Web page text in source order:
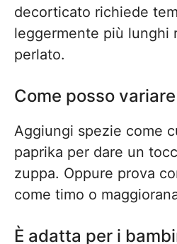
decorticato richiede
leggermente più lunghi
perlato.
Come posso
Aggiungi spezie come
paprika per dare un
zuppa. Oppure prova
come timo o
È adatta per i